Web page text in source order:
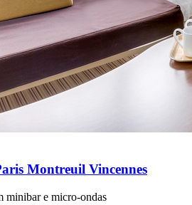
Montreuil Vincennes
minibar e micro-ondas